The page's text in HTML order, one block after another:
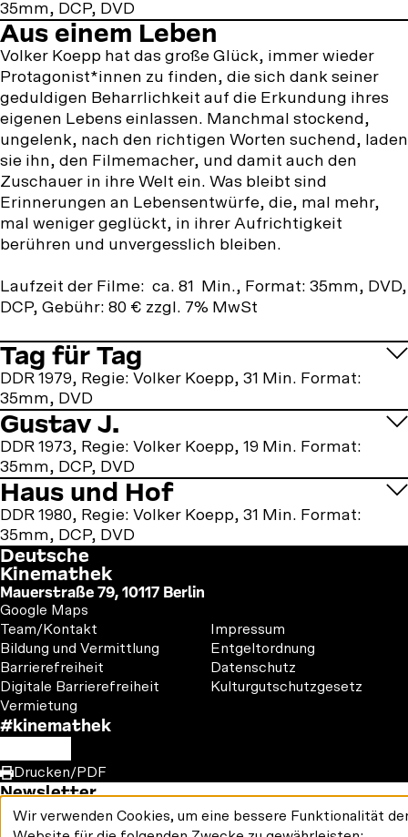
35mm, DCP, DVD
Aus
einem
Leben
Aus einem Leben
Volker Koepp hat das große Glück, immer wieder
Protagonist*innen zu finden, die sich dank seiner
geduldigen Beharrlichkeit auf die Erkundung ihres
eigenen Lebens einlassen. Manchmal stockend,
ungelenk, nach den richtigen Worten suchend, laden
sie ihn, den Filmemacher, und damit auch den
Zuschauer in ihre Welt ein. Was bleibt sind
Erinnerungen an Lebensentwürfe, die, mal mehr,
mal weniger geglückt, in ihrer Aufrichtigkeit
berühren und unvergesslich bleiben.
Laufzeit der Filme: ca. 81 Min., Format: 35mm, DVD,
DCP, Gebühr: 80 € zzgl. 7% MwSt
Tag für Tag
DDR 1979, Regie: Volker Koepp, 31 Min. Format:
35mm, DVD
Gustav J.
DDR 1973, Regie: Volker Koepp, 19 Min. Format:
35mm, DCP, DVD
Haus und Hof
DDR 1980, Regie: Volker Koepp, 31 Min. Format:
35mm, DCP, DVD
Deutsche
Kinemathek
Mauerstraße 79, 10117 Berlin
Google Maps
Footer
1
Team/Kontakt
Bildung und Vermittlung
Barrierefreiheit
Digitale Barrierefreiheit
Vermietung
Footer
2
Impressum
Entgeltordnung
Datenschutz
Kulturgutschutzgesetz
Newsletter
#kinemathek
us
on:
a
c
e
b
o
u
T
u
n
s
t
a
Drucken/PDF
Verwendung
Wir verwenden Cookies, um eine bessere Funktionalität